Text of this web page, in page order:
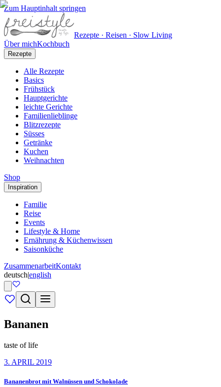
Zum Hauptinhalt springen
Rezepte · Reisen · Slow Living
Über michKochbuch
Rezepte
Alle Rezepte
Basics
Frühstück
Hauptgerichte
leichte Gerichte
Familienlieblinge
Blitzrezepte
Süsses
Getränke
Kuchen
Weihnachten
Shop
Inspiration
Familie
Reise
Events
Lifestyle & Home
Ernährung & Küchenwissen
Saisonküche
ZusammenarbeitKontakt
deutsch|english
Bananen
taste of life
3. APRIL 2019
Bananenbrot mit Walnüssen und Schokolade